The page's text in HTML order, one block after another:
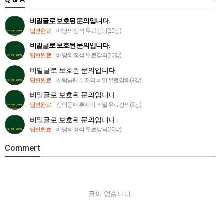
비밀글로 보호된 문의입니다.
답변완료 배당의 정석 무료강의(20강)
비밀글로 보호된 문의입니다.
답변완료 배당의 정석 무료강의(20강)
비밀글로 보호된 문의입니다.
답변완료 신탁공매 투자의 비밀 무료강의(9강)
비밀글로 보호된 문의입니다.
답변완료 신탁공매 투자의 비밀 무료강의(9강)
비밀글로 보호된 문의입니다.
답변완료 배당의 정석 무료강의(20강)
Comment
글이 없습니다.